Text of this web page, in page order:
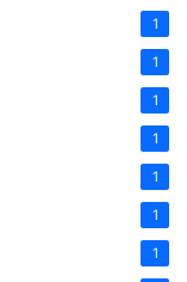
1
1
1
1
1
1
1